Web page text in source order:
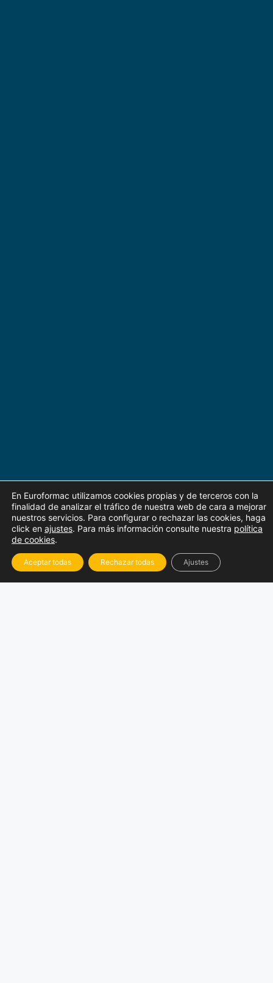
En Euroformac utilizamos cookies propias y de terceros con la
finalidad de analizar el tráfico de nuestra web de cara a mejorar
nuestros servicios. Para configurar o rechazar las cookies, haga
click en ajustes. Para más información consulte nuestra política
de cookies.
Aceptar todas Rechazar todas Ajustes